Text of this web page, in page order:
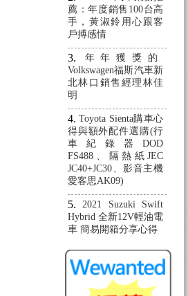
薦：年度銷售100台高
手，黃淑鈴用心跟客
戶搏感情
年年獲獎的
Volkswagen福斯汽車新
北林口銷售經理林佳
明
Toyota Sienta購車心
得與額外配件選購(行
車紀錄器DOD
FS488、隔熱紙JEC
JC40+JC30、影音主機
愛客思AK09)
2021 Suzuki Swift
Hybrid 全新12V輕油電
車 簡易開箱分享心得